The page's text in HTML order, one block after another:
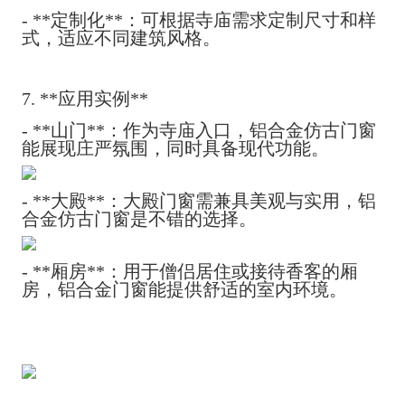
- **定制化**：可根据寺庙需求定制尺寸和样
式，适应不同建筑风格。
7. **应用实例**
- **山门**：作为寺庙入口，铝合金仿古门窗
能展现庄严氛围，同时具备现代功能。
- **大殿**：大殿门窗需兼具美观与实用，铝
合金仿古门窗是不错的选择。
- **厢房**：用于僧侣居住或接待香客的厢
房，铝合金门窗能提供舒适的室内环境。